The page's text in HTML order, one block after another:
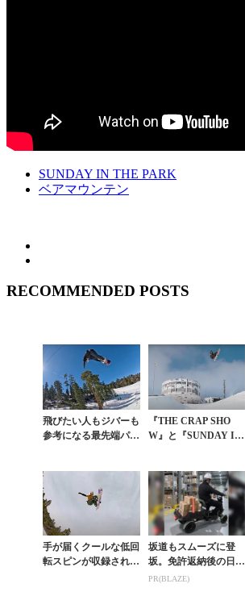
SUNDAY IN THE PARK
ベアマウンテン
RECOMMENDED POSTS
飛びたい人もジバーも
参考になる最先端パー
ARK』...
『THE CRAP SHO
W』と『SUNDAY IN
い...
手が届くクールな低回
転スピンが収録された
坂道もスムーズに登
坂。免許返納後の日常
を支えるシニアカー
PR(BLAZE)